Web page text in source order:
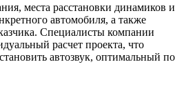
места расстановки динамиков и
автомобиля, а также
Специалисты компании
расчет проекта, что
автозвук, оптимальный по